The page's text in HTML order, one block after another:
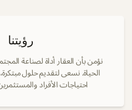
رؤيتنا
نؤمن بأن العقار أداة لصناعة
الحياة. نسعى لتقديم حلول
احتياجات الأفراد